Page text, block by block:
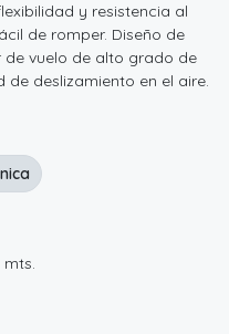
y resistencia al
de romper. Diseño de
vuelo de alto grado de
deslizamiento en el aire.